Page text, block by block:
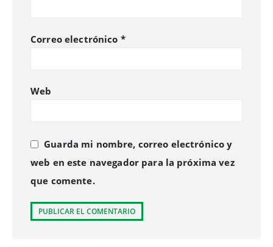
Correo electrónico *
Web
Guarda mi nombre, correo electrónico y
web en este navegador para la próxima vez
que comente.